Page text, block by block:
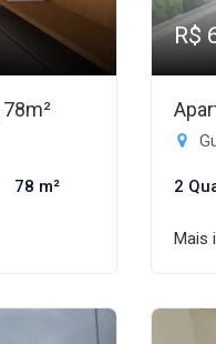
78 m²
R$
2
Mais